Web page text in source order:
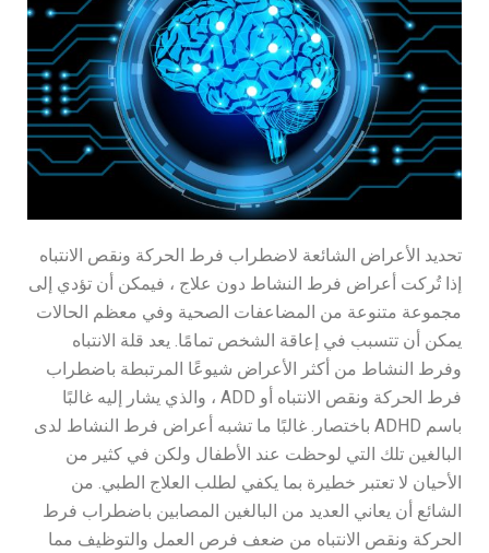
تحديد الأعراض الشائعة لاضطراب فرط الحركة ونقص الانتباه
إذا تُركت أعراض فرط النشاط دون علاج ، فيمكن أن تؤدي إلى
مجموعة متنوعة من المضاعفات الصحية وفي معظم الحالات
يمكن أن تتسبب في إعاقة الشخص تمامًا. يعد قلة الانتباه
وفرط النشاط من أكثر الأعراض شيوعًا المرتبطة باضطراب
فرط الحركة ونقص الانتباه أو ADD ، والذي يشار إليه غالبًا
باسم ADHD باختصار. غالبًا ما تشبه أعراض فرط النشاط لدى
البالغين تلك التي لوحظت عند الأطفال ولكن في كثير من
الأحيان لا تعتبر خطيرة بما يكفي لطلب العلاج الطبي. من
الشائع أن يعاني العديد من البالغين المصابين باضطراب فرط
الحركة ونقص الانتباه من ضعف فرص العمل والتوظيف مما